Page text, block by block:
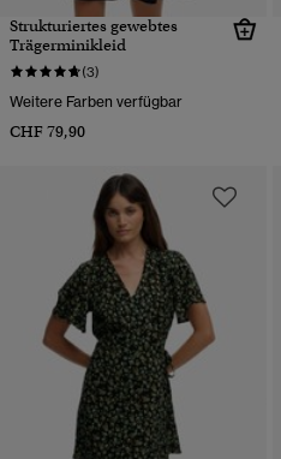
Strukturiertes gewebtes
Trägerminikleid
(3)
Weitere Farben verfügbar
CHF 79,90